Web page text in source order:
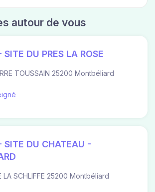
autour de vous
DU PRES LA ROSE
TOUSSAIN 25200 Montbéliard
SITE DU CHATEAU -
LA SCHLIFFE 25200 Montbéliard